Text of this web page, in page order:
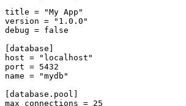
title = "My App"
version = "1.0.0"
debug = false
[database]
host = "localhost"
port = 5432
name = "mydb"
[database.pool]
max_connections = 25